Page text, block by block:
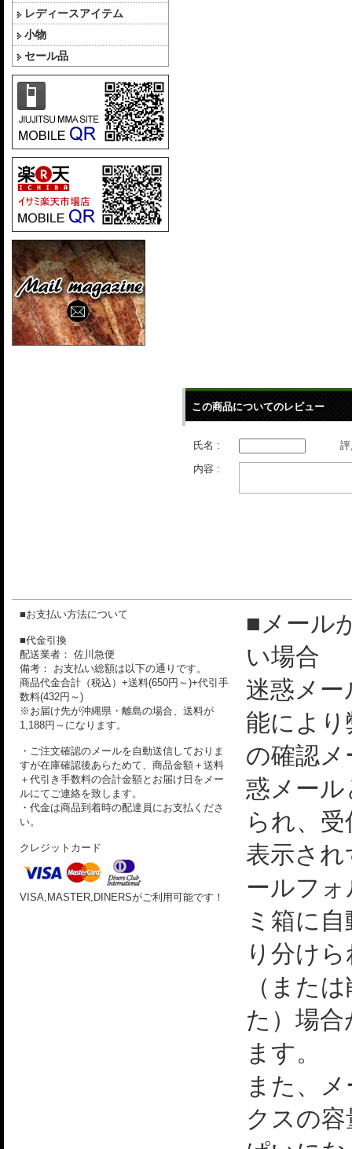
レディースアイテム
小物
セール品
この商品についてのレビュー
氏名 :
内容 :
■お支払い方法について
■代金引換
配送業者： 佐川急便
備考： お支払い総額は以下の通りです。
商品代金合計（税込）+送料(650円～)+代引手
数料(432円～)
※お届け先が沖縄県・離島の場合、送料が
1,188円～になります。
・ご注文確認のメールを自動送信しておりま
すが在庫確認後あらためて、商品金額＋送料
＋代引き手数料の合計金額とお届け日をメー
ルにてご連絡を致します。
・代金は商品到着時の配達員にお支払くださ
い。
クレジットカード
VISA,MASTER,DINERSがご利用可能です！
■メール
い場合
迷惑メー
能によ
の確認
惑メー
られ、
表示さ
ールフ
ミ箱に
り分け
（また
た）場
ます。
また、
クスの